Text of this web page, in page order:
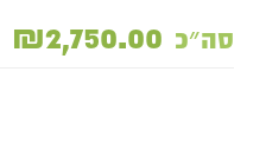
סה״כ ₪2,750.00